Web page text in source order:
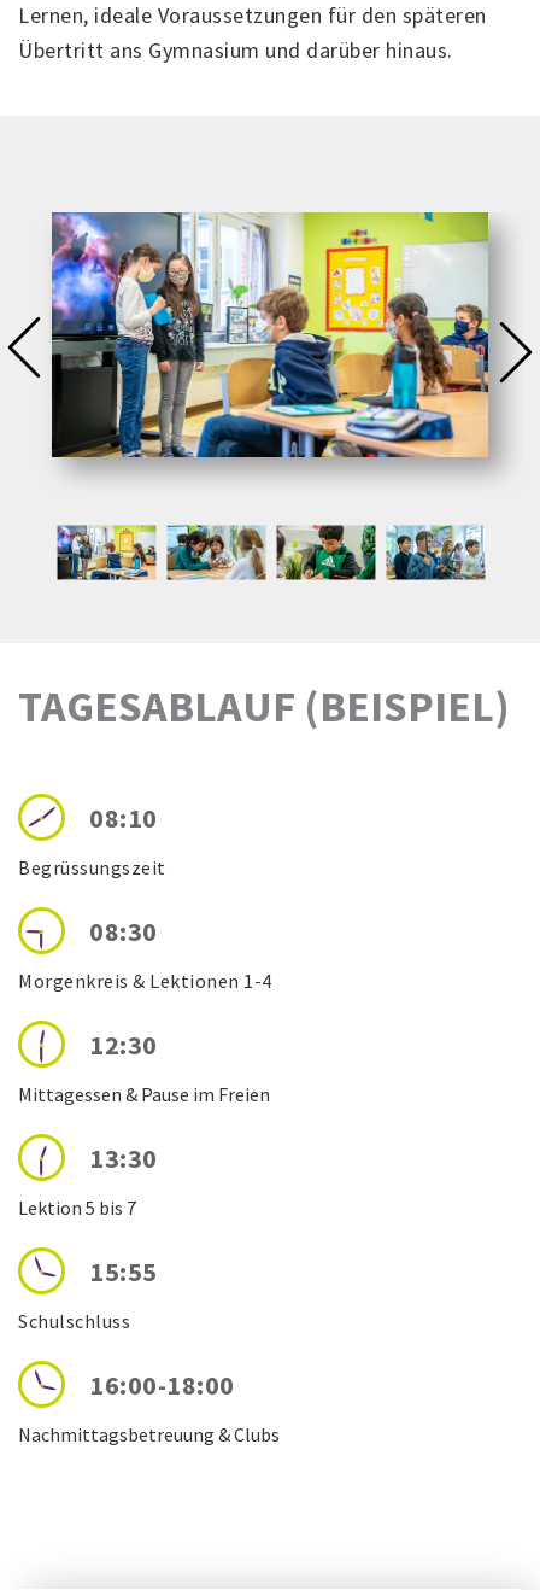
Lernen, ideale Voraussetzungen für den späteren
Übertritt ans Gymnasium und darüber hinaus.
TAGESABLAUF (BEISPIEL)
08:10
Begrüssungszeit
08:30
Morgenkreis & Lektionen 1-4
12:30
Mittagessen & Pause im Freien
13:30
Lektion 5 bis 7
15:55
Schulschluss
16:00-18:00
Nachmittagsbetreuung & Clubs